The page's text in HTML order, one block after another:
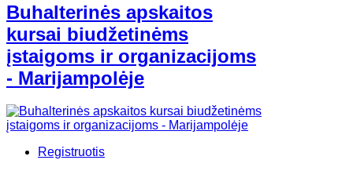
Buhalterinės apskaitos
kursai biudžetinėms
įstaigoms ir organizacijoms
- Marijampolėje
Registruotis